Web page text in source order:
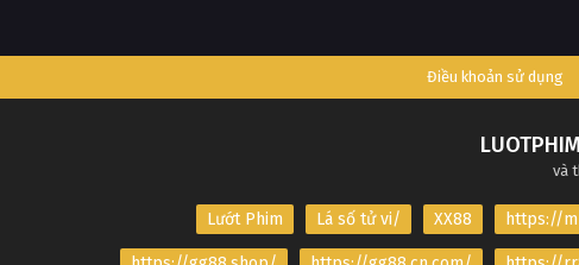
Điều khoản sử dụng
LUOTPHIM
và
Lướt Phim Lá số tử vi/ XX88 https://